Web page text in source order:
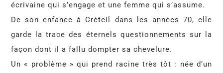
écrivaine qui s’engage et une femme qui s’assume.
De son enfance à Créteil dans les années 70, elle
garde la trace des éternels questionnements sur la
façon dont il a fallu dompter sa chevelure.
Un « problème » qui prend racine très tôt : née d’un